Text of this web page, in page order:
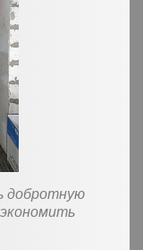
добротную